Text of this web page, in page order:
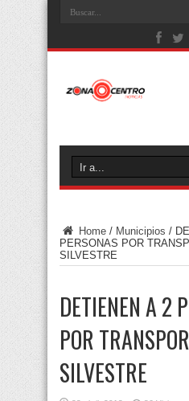
Home / Municipios /
PERSONAS POR
SILVESTRE
DETIENEN A 2
POR
SILVESTRE